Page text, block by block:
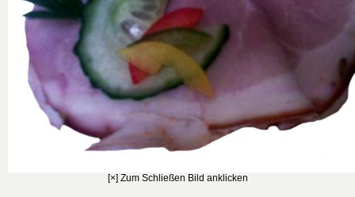
[×] Zum Schließen Bild anklicken